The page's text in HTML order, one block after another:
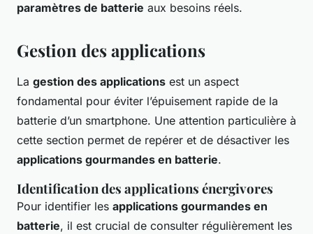
paramètres de batterie aux besoins réels.
Gestion des applications
La gestion des applications est un aspect
fondamental pour éviter l’épuisement rapide de la
batterie d’un smartphone. Une attention particulière à
cette section permet de repérer et de désactiver les
applications gourmandes en batterie.
Identification des applications énergivores
Pour identifier les applications gourmandes en
batterie, il est crucial de consulter régulièrement les